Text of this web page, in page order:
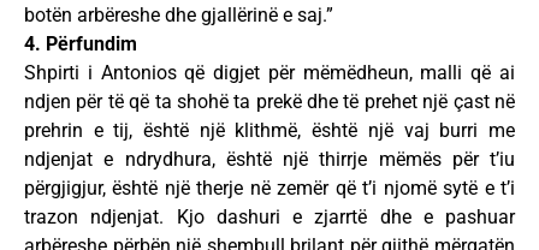
botën arbëreshe dhe gjallërinë e saj.”
4. Përfundim
Shpirti i Antonios që digjet për mëmëdheun, malli që ai
ndjen për të që ta shohë ta prekë dhe të prehet një çast në
prehrin e tij, është një klithmë, është një vaj burri me
ndjenjat e ndrydhura, është një thirrje mëmës për t’iu
përgjigjur, është një therje në zemër që t’i njomë sytë e t’i
trazon ndjenjat. Kjo dashuri e zjarrtë dhe e pashuar